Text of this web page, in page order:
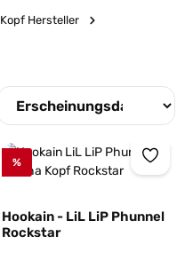
Kopf Hersteller
%
Hookain - LiL LiP Phunnel
Rockstar